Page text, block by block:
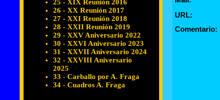
25 - XIX Reunión 2016
26 - XX Reunión 2017
27 - XXI Reunión 2018
28 - XXII Reunión 2019
29 - XXV Aniversario 2022
30 - XXVI Aniversario 2023
31 - XXVII Aniversario 2024
32 - XXVIII Aniversario
2025
33 - Carballo por A. Fraga
34 - Cuadros A. Fraga
URL:
Comentario: